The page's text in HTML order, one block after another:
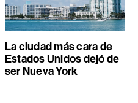
La ciudad más cara de
Estados Unidos dejó de
ser Nueva York